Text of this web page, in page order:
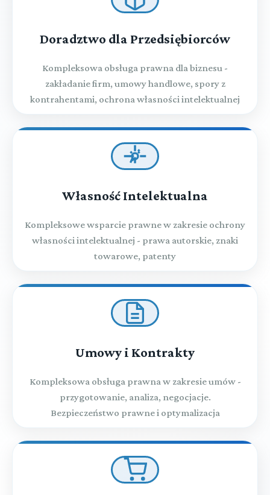
Doradztwo dla Przedsiębiorców
Kompleksowa obsługa prawna dla biznesu -
zakładanie firm, umowy handlowe, spory z
kontrahentami, ochrona własności intelektualnej
Własność Intelektualna
Kompleksowe wsparcie prawne w zakresie ochrony
własności intelektualnej - prawa autorskie, znaki
towarowe, patenty
Umowy i Kontrakty
Kompleksowa obsługa prawna w zakresie umów -
przygotowanie, analiza, negocjacje.
Bezpieczeństwo prawne i optymalizacja